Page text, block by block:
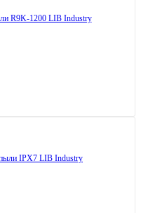
R9K-1200 LIB Industry
IPX7 LIB Industry